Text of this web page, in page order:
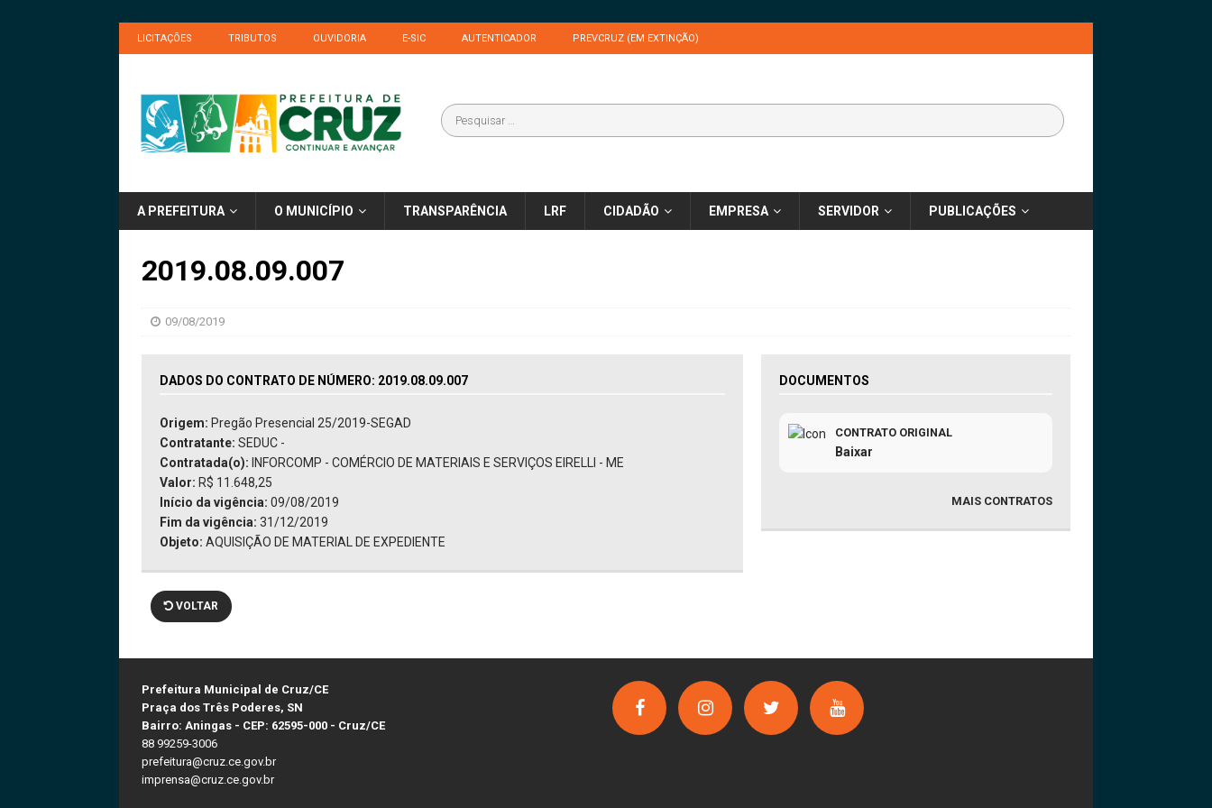
LICITAÇÕES TRIBUTOS OUVIDORIA E-SIC AUTENTICADOR PREVCRUZ (EM EXTINÇÃO)
A PREFEITURA O MUNICÍPIO TRANSPARÊNCIA LRF CIDADÃO EMPRESA SERVIDOR PUBLICAÇÕES
2019.08.09.007
09/08/2019
DADOS DO CONTRATO DE NÚMERO: 2019.08.09.007
Origem: Pregão Presencial 25/2019-SEGAD
Contratante: SEDUC -
Contratada(o): INFORCOMP - COMÉRCIO DE MATERIAIS E SERVIÇOS EIRELLI - ME
Valor: R$ 11.648,25
Início da vigência: 09/08/2019
Fim da vigência: 31/12/2019
Objeto: AQUISIÇÃO DE MATERIAL DE EXPEDIENTE
DOCUMENTOS
CONTRATO ORIGINAL
Baixar
MAIS CONTRATOS
VOLTAR
Prefeitura Municipal de Cruz/CE
Praça dos Três Poderes, SN
Bairro: Aningas - CEP: 62595-000 - Cruz/CE
88 99259-3006
prefeitura@cruz.ce.gov.br
imprensa@cruz.ce.gov.br